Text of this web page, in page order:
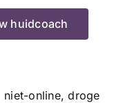
huidcoach
niet-online,droge